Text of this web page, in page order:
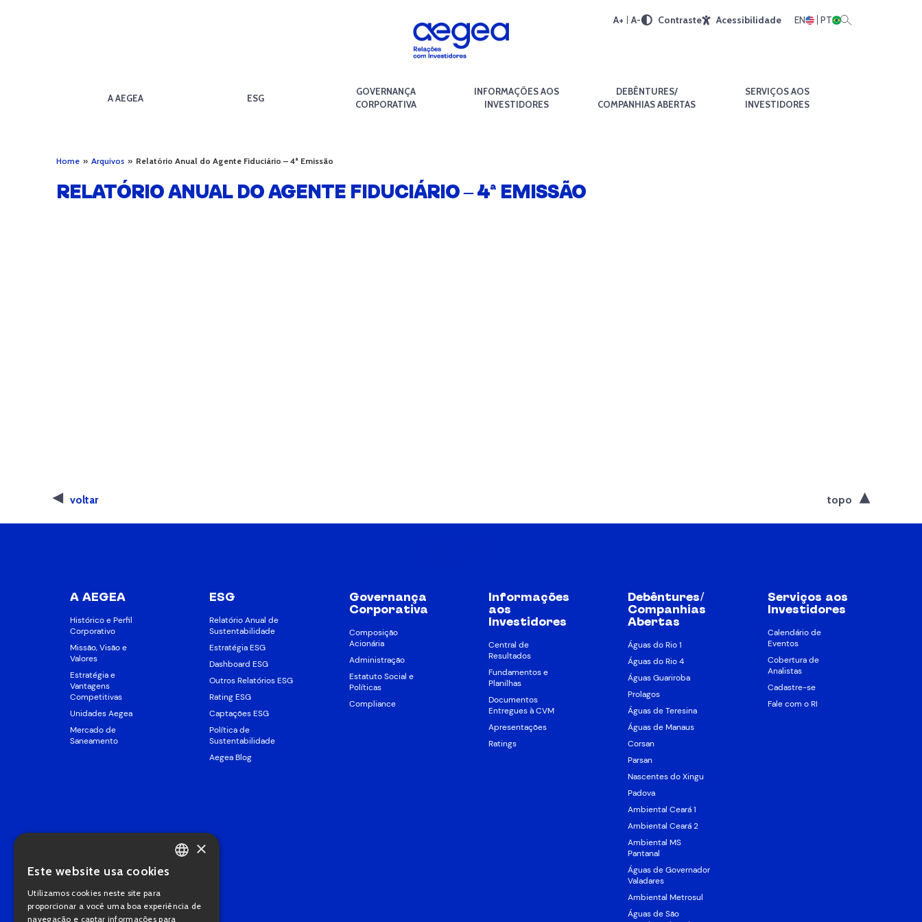
A+ A- Contraste Acessibilidade EN PT
A AEGEA ESG
GOVERNANÇA
CORPORATIVA
INFORMAÇÕES AOS
INVESTIDORES
DEBÊNTURES/
COMPANHIAS ABERTAS
SERVIÇOS AOS
INVESTIDORES
Home » Arquivos » Relatório Anual do Agente Fiduciário – 4ª Emissão
RELATÓRIO ANUAL DO AGENTE FIDUCIÁRIO – 4ª EMISSÃO
voltar topo
A AEGEA
Histórico e Perfil
Corporativo
Missão, Visão e
Valores
Estratégia e
Vantagens
Competitivas
Unidades Aegea
Mercado de
Saneamento
ESG
Relatório Anual de
Sustentabilidade
Estratégia ESG
Dashboard ESG
Outros Relatórios ESG
Rating ESG
Captações ESG
Política de
Sustentabilidade
Aegea Blog
Governança
Corporativa
Composição
Acionária
Administração
Estatuto Social e
Políticas
Compliance
Informações
aos
Investidores
Central de
Resultados
Fundamentos e
Planilhas
Documentos
Entregues à CVM
Apresentações
Ratings
Debêntures/
Companhias
Abertas
Águas do Rio 1
Águas do Rio 4
Águas Guariroba
Prolagos
Águas de Teresina
Águas de Manaus
Corsan
Parsan
Nascentes do Xingu
Padova
Ambiental Ceará 1
Ambiental Ceará 2
Ambiental MS
Pantanal
Águas de Governador
Valadares
Ambiental Metrosul
Águas de São
Serviços aos
Investidores
Calendário de
Eventos
Cobertura de
Analistas
Cadastre-se
Fale com o RI
PORTUGUESE
×
Este website usa cookies
Utilizamos cookies neste site para
proporcionar a você uma boa experiência de
navegação e captar informações para